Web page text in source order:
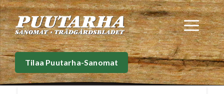
Siirry
sisältöön
Tilaa Puutarha-Sanomat